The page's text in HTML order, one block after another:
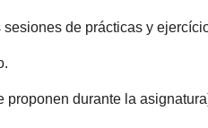
de prácticas y
durante la